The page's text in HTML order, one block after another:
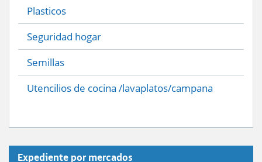
Plasticos
Seguridad hogar
Semillas
Utencilios de cocina /lavaplatos/campana
Expediente por mercados